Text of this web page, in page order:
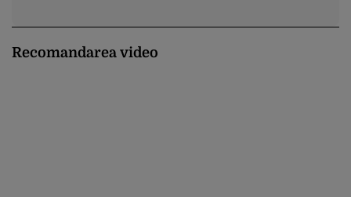
Recomandarea video